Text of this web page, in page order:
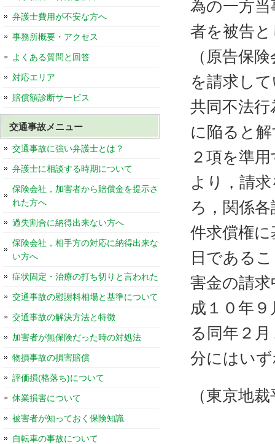
為の一方
者を被告
（原告保
を請求し
共同不法
に陥ると
２項を準
より，請
ろ，関係
件求償権
日である
害金の請
成１０年
る同年２
分にはい
（東京地
弁護士費用が不安な方へ
事務所概要・アクセス
よくある質問と回答
対応エリア
賠償額診断サービス
交通事故メニュー
交通事故に強い弁護士とは？
弁護士に相談する時期について
保険会社，加害者から賠償金を提示さ
れた方へ
過失割合に納得出来ない方へ
保険会社，相手方の対応に納得出来な
い方へ
症状固定・治療の打ち切りと言われた
交通事故の慰謝料相場と基準について
交通事故の解決方法と特徴
加害者が無保険だった時の対処法
物損事故の損害賠償
評価損(格落ち)について
休業損害について
被害者が知っておく保険知識
自転車の事故について